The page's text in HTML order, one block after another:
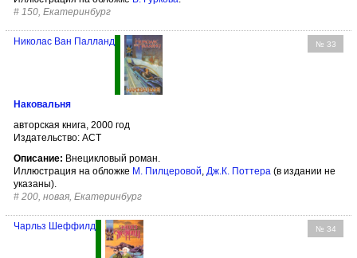
# 150, Екатеринбург
№ 33
Николас Ван Палланд
Наковальня
авторская книга, 2000 год
Издательство: АСТ
Описание: Внецикловый роман.
Иллюстрация на обложке М. Пилцеровой Дж.К. Поттера (в издании не
указаны).
# 200, новая, Екатеринбург
№ 34
Чарльз Шеффилд